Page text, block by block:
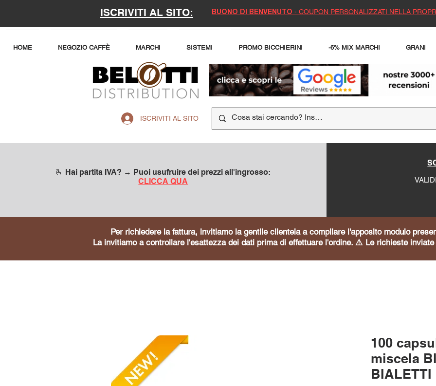
ISCRIVITI AL SITO: BUONO DI BENVENUTO - COUPON PERSONALIZZATI NELLA
HOME NEGOZIO CAFFÈ MARCHI SISTEMI PROMO BICCHIERINI -6% MIX MARCHI GRANI
ISCRIVITI AL SITO
🫰 Hai partita IVA? → Puoi usufruire dei prezzi all'ingrosso:
CLICCA QUA
Per richiedere la fattura, invitiamo la gentile clientela a compilare l'apposito modulo
La invitiamo a controllare l'esattezza dei dati prima di effettuare l'ordine. ⚠️ Le richieste
100
miscela